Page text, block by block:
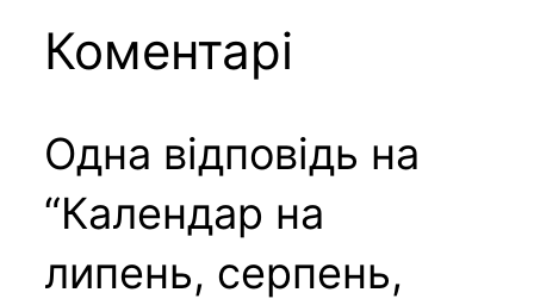
Коментарі
Одна відповідь на
“Календар на
липень, серпень,